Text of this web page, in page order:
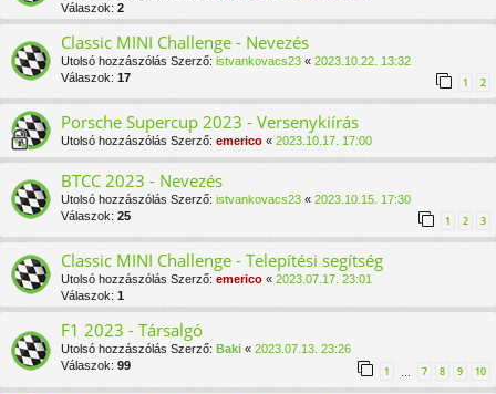
Válaszok: 2
Classic MINI Challenge - Nevezés
Utolsó hozzászólás Szerző: istvankovacs23 « 2023.10.22. 13:32
Válaszok: 17 1 2
Porsche Supercup 2023 - Versenykiírás
Utolsó hozzászólás Szerző: emerico « 2023.10.17. 17:00
BTCC 2023 - Nevezés
Utolsó hozzászólás Szerző: istvankovacs23 « 2023.10.15. 17:30
Válaszok: 25 1 2 3
Classic MINI Challenge - Telepítési segítség
Utolsó hozzászólás Szerző: emerico « 2023.07.17. 23:01
Válaszok: 1
F1 2023 - Társalgó
Utolsó hozzászólás Szerző: Baki « 2023.07.13. 23:26
Válaszok: 99 1 7 8 9 10